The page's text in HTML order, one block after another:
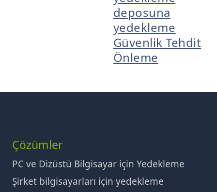
deposuna
yedekleme
Güvenlik Tehdit
Önleme
Çözümler
PC ve Dizüstü Bilgisayar için Yedekleme
Şirket bilgisayarları için yedekleme